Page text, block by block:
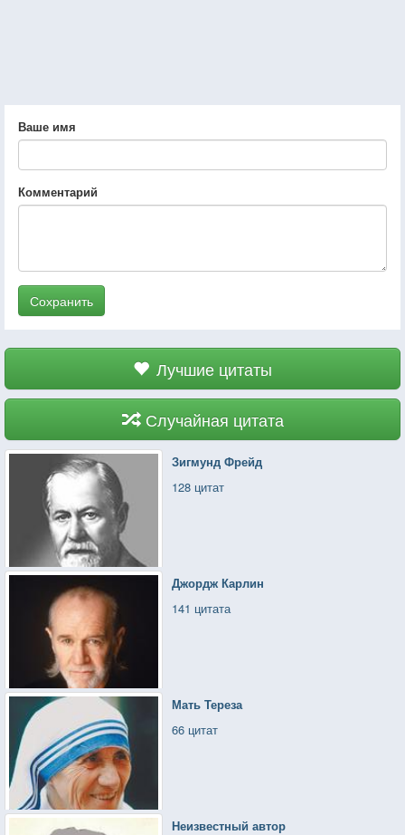
Ваше имя
Комментарий
Сохранить
Лучшие цитаты
Случайная цитата
Зигмунд Фрейд
128 цитат
Джордж Карлин
141 цитата
Мать Тереза
66 цитат
Неизвестный автор